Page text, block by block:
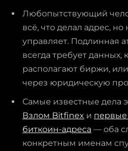
Любопытствующий
всё, что делал адрес, но
управляет. Подлинная
всегда требует данных,
располагают биржи,
через юридическую
Самые известные дела
Взлом Bitfinex и
биткоин-адреса — оба
конкретным именам